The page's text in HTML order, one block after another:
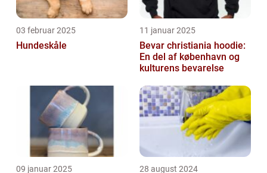
03 februar 2025
Hundeskåle
11 januar 2025
Bevar christiania hoodie:
En del af københavn og
kulturens bevarelse
09 januar 2025 28 august 2024